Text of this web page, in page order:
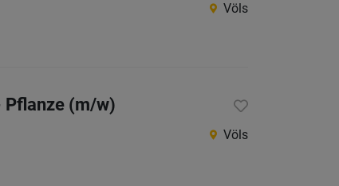
Völs
Pflanze (m/w)
Völs